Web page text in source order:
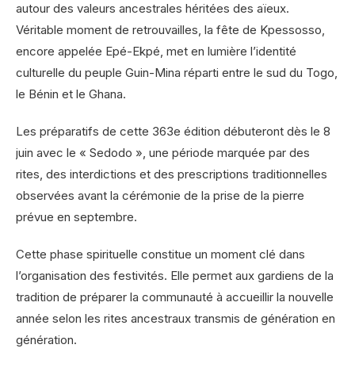
autour des valeurs ancestrales héritées des aïeux.
Véritable moment de retrouvailles, la fête de Kpessosso,
encore appelée Epé-Ekpé, met en lumière l’identité
culturelle du peuple Guin-Mina réparti entre le sud du Togo,
le Bénin et le Ghana.
Les préparatifs de cette 363e édition débuteront dès le 8
juin avec le « Sedodo », une période marquée par des
rites, des interdictions et des prescriptions traditionnelles
observées avant la cérémonie de la prise de la pierre
prévue en septembre.
Cette phase spirituelle constitue un moment clé dans
l’organisation des festivités. Elle permet aux gardiens de la
tradition de préparer la communauté à accueillir la nouvelle
année selon les rites ancestraux transmis de génération en
génération.